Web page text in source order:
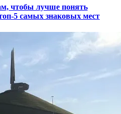
чтобы лучше понять
5 самых знаковых мест